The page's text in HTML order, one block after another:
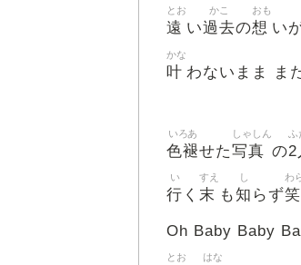
遠
とお
い過去
かこ
の想
おも
い
叶
かな
わないまま ま
色褪
いろあ
せた写真
しゃしん
の2
行
い
く 末
すえ
も知
し
らず笑
わ
Oh Baby Baby
とお はな